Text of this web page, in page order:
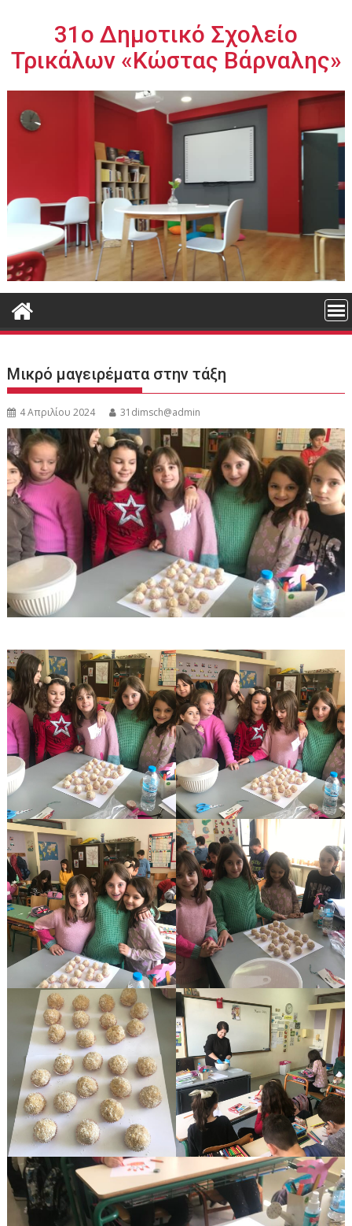
περιεχόμενο31ο Δημοτικό Σχολείο
Τρικάλων «Κώστας Βάρναλης»
Μικρό μαγειρέματα στην τάξη
4 Απριλίου 2024 31dimsch@admin